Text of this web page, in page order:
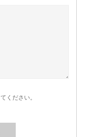
ください。